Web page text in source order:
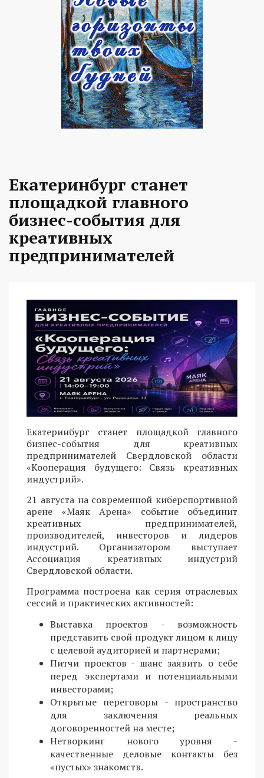
Екатеринбург станет
площадкой главного
бизнес-события для
креативных
предпринимателей
Екатеринбург станет площадкой главного
бизнес-события для креативных
предпринимателей Свердловской области
«Кооперация будущего: Связь креативных
индустрий».
21 августа на современной киберспортивной
арене «Маяк Арена» событие объединит
креативных предпринимателей,
производителей, инвесторов и лидеров
индустрий. Организатором выступает
Ассоциация креативных индустрий
Свердловской области.
Программа построена как серия отраслевых
сессий и практических активностей:
Выставка проектов - возможность
представить свой продукт лицом к лицу
с целевой аудиторией и партнерами;
Питчи проектов - шанс заявить о себе
перед экспертами и потенциальными
инвесторами;
Открытые переговоры - пространство
для заключения реальных
договоренностей на месте;
Нетворкинг нового уровня -
качественные деловые контакты без
«пустых» знакомств.